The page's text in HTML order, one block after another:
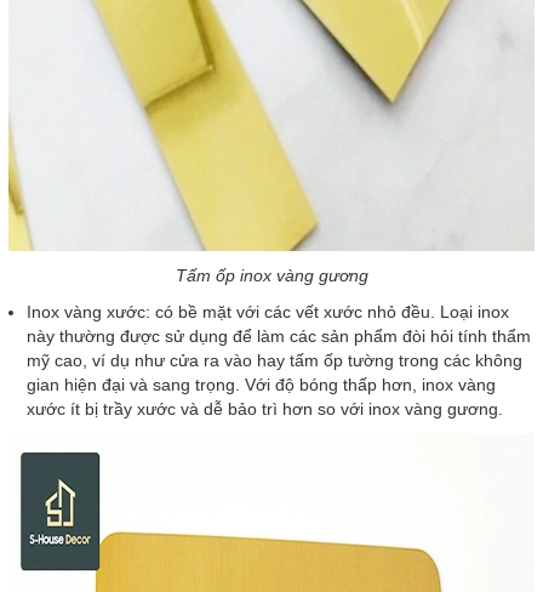
Tấm ốp inox vàng gương
Inox vàng xước: có bề mặt với các vết xước nhỏ đều. Loại inox
này thường được sử dụng để làm các sản phẩm đòi hỏi tính thẩm
mỹ cao, ví dụ như cửa ra vào hay tấm ốp tường trong các không
gian hiện đại và sang trọng. Với độ bóng thấp hơn, inox vàng
xước ít bị trầy xước và dễ bảo trì hơn so với inox vàng gương.